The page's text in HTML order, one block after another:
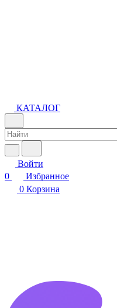
КАТАЛОГ
Войти
0
Избранное
0 Корзина